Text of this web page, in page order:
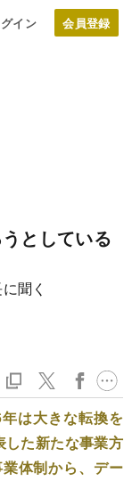
イン
としている
聞く
は大きな転換を
た新たな事業方
体制から、デー